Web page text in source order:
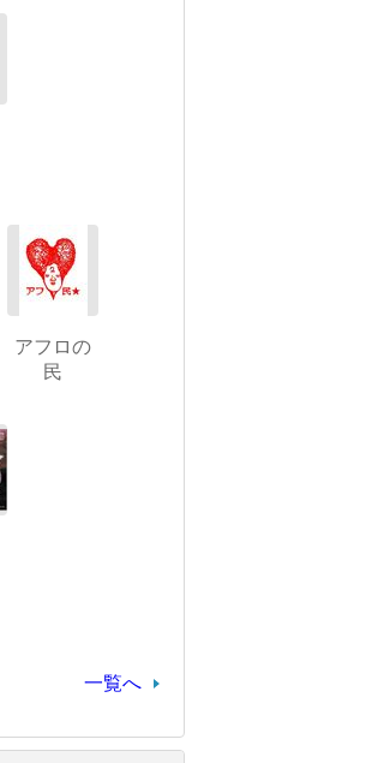
アフロの
民
一覧へ